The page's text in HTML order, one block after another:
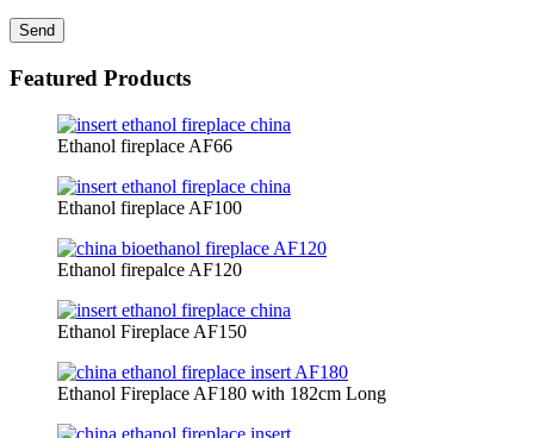
Featured Products
Ethanol fireplace AF66
Ethanol fireplace AF100
Ethanol firepalce AF120
Ethanol Fireplace AF150
Ethanol Fireplace AF180 with 182cm Long